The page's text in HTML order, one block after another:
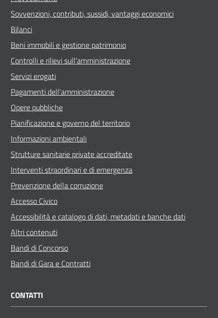
Sovvenzioni, contributi, sussidi, vantaggi economici
Bilanci
Beni immobili e gestione patrimonio
Controlli e rilievi sull'amministrazione
Servizi erogati
Pagamenti dell'amministrazione
Opere pubbliche
Pianificazione e governo del territorio
Informazioni ambientali
Strutture sanitarie private accreditate
Interventi straordinari e di emergenza
Prevenzione della corruzione
Accesso Civico
Accessibilità e catalogo di dati, metadati e banche dati
Altri contenuti
Bandi di Concorso
Bandi di Gara e Contratti
CONTATTI